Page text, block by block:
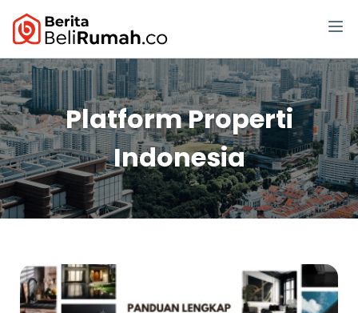
Platform Properti
Indonesia